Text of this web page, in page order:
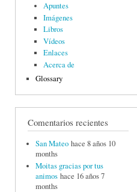
Apuntes
Imágenes
Libros
Vídeos
Enlaces
Acerca de
Glossary
Comentarios recientes
San Mateo hace 8 años 10
months
Moitas gracias por tus
animos hace 16 años 7
months